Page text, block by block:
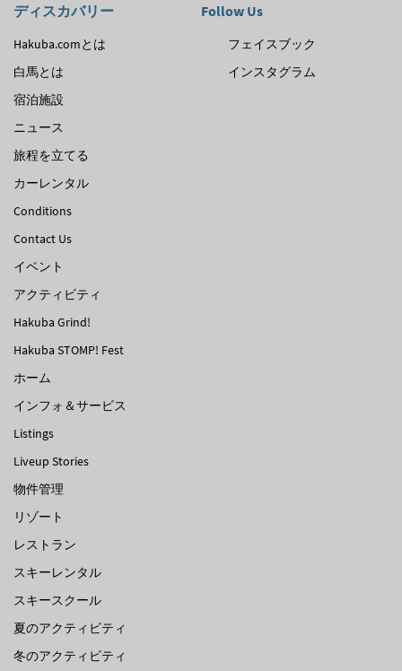
ディスカバリー
Hakuba.comとは
白馬とは
宿泊施設
ニュース
旅程を立てる
カーレンタル
Conditions
Contact Us
イベント
アクティビティ
Hakuba Grind!
Hakuba STOMP! Fest
ホーム
インフォ＆サービス
Listings
Liveup Stories
物件管理
リゾート
レストラン
スキーレンタル
スキースクール
夏のアクティビティ
冬のアクティビティ
Follow Us
フェイスブック
インスタグラム